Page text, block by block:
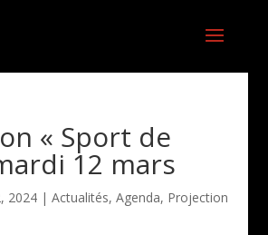
« Sport de
12 mars
2024| Actualités, Agenda, Projection